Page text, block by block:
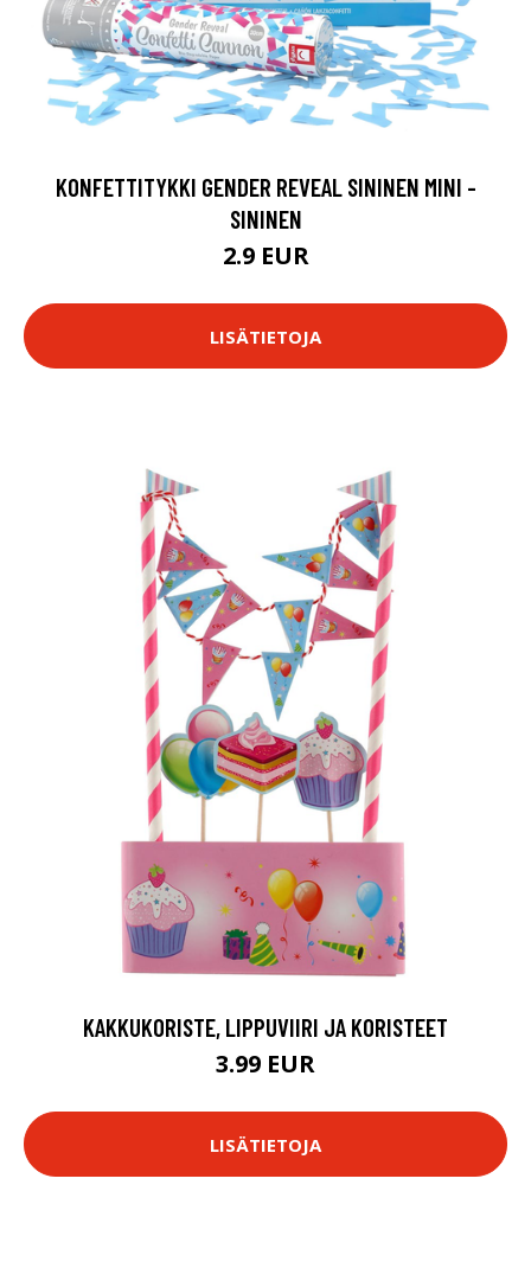
KONFETTITYKKI GENDER REVEAL SININEN MINI -
SININEN
2.9 EUR
LISÄTIETOJA
KAKKUKORISTE, LIPPUVIIRI JA KORISTEET
3.99 EUR
LISÄTIETOJA